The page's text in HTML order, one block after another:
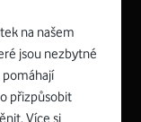
stojánku)
na našem
jsou nezbytné
pomáhají
přizpůsobit
Více si